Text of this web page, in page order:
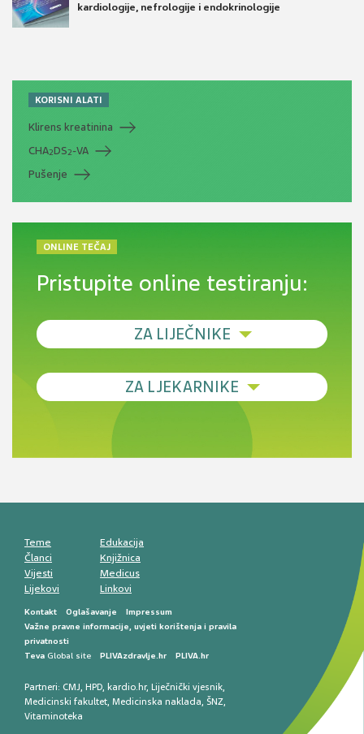
kardiologije, nefrologije i endokrinologije
KORISNI ALATI
Klirens kreatinina
CHA2DS2-VA
Pušenje
ONLINE TEČAJ
Pristupite online testiranju:
ZA LIJEČNIKE
Debljina - od prevencije do personalizirane
Novi pogled na migrenu: komorbiditeti, spolne
razlike i nove terapije
smetnji do rane onkološke dijagnostike
ZA LJEKARNIKE
Antikoagulansi u ljekarničkoj praksi –
Teme
Članci
Vijesti
Lijekovi
Edukacija
Knjižnica
Medicus
Linkovi
Kontakt Oglašavanje
Impressum
Važne pravne informacije, uvjeti korištenja i pravila
privatnosti
Teva Global site PLIVAzdravlje.hr PLIVA.hr
Partneri: CMJ, HPD, kardio.hr, Liječnički vjesnik,
Medicinski fakultet, Medicinska naklada, ŠNZ,
Vitaminoteka